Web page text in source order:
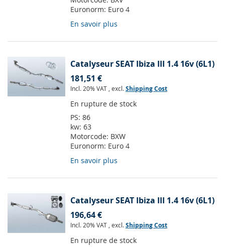
Euronorm: Euro 4
En savoir plus
Catalyseur SEAT Ibiza III 1.4 16v (6L1)
181,51 €
Incl. 20% VAT , excl.Shipping Cost
En rupture de stock
PS: 86
kw: 63
Motorcode: BXW
Euronorm: Euro 4
En savoir plus
Catalyseur SEAT Ibiza III 1.4 16v (6L1)
196,64 €
Incl. 20% VAT , excl.Shipping Cost
En rupture de stock